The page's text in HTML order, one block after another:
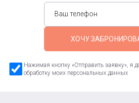
ХОЧУ
Нажимая кнопку «Отправить заявку», я
обработку моих персональных данных